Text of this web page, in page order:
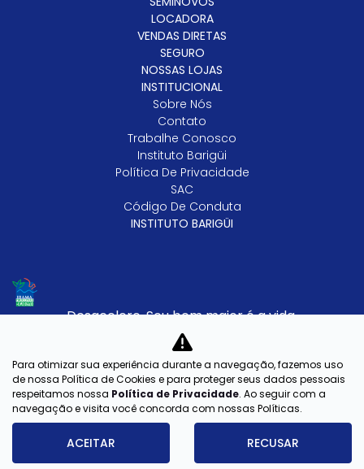
LOCADORA
VENDAS DIRETAS
SEGURO
NOSSAS LOJAS
INSTITUCIONAL
Sobre Nós
Contato
Trabalhe Conosco
Instituto Barigüi
Política De Privacidade
SAC
Código De Conduta
INSTITUTO BARIGÜI
Desacelere. Seu bem maior é a vida.
Barigui Veiculos Ltda
CNPJ: 79.763.884/0002-77
Para otimizar sua experiência durante a navegação, fazemos uso
de nossa Política de Cookies e para proteger seus dados pessoais
respeitamos nossa Política de Privacidade. Ao seguir com a
navegação e visita você concorda com nossas Políticas.
ACEITAR RECUSAR